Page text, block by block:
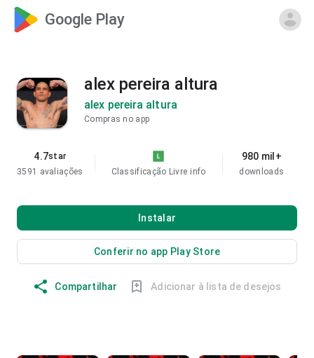
Google Play
alex pereira altura
alex pereira altura
Compras no app
4.7star
3591 avaliações
Classificação Livre info
980 mil+
downloads
Instalar
Conferir no app Play Store
Compartilhar Adicionar à lista de desejos